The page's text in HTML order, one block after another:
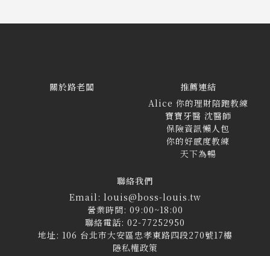
關於路老闆
推薦連結
Alice 你的理財陪跑教練
寶寶牙醫 沈醫師
保險資訊懶人包
你的好感度教練
天下為暢
聯絡我們
Email: louis@boss-louis.tw
營業時間: 09:00~18:00
聯絡電話: 02-77252950
地址: 106 台北市大安區忠孝東路四段270號17樓
隱私權政策